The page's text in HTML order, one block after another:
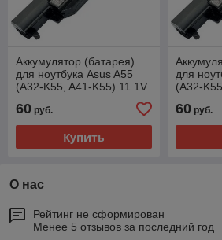
Аккумулятор (батарея)
для ноутбука Asus A55
(A32-K55, A41-K55) 11.1V
60 руб.
Купить
для
(A32-
60руб.
О нас
Рейтинг не сформирован
Менее 5 отзывов за последний год